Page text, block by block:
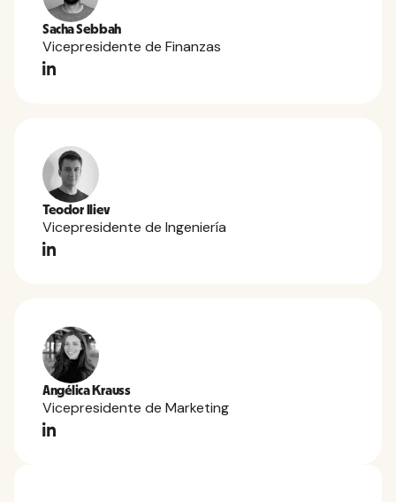
Sacha Sebbah
Vicepresidente de Finanzas
Teodor Iliev
Vicepresidente de Ingeniería
Angélica Krauss
Vicepresidente de Marketing